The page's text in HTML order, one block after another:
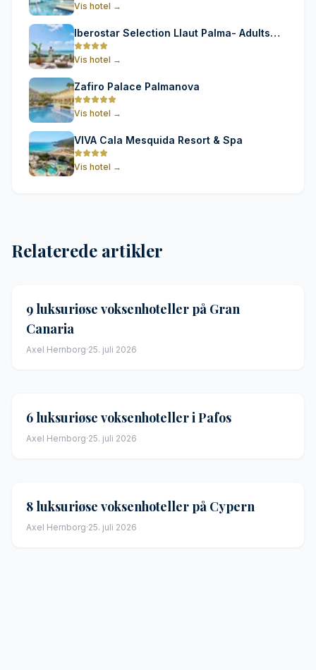
Vis hotel →
Iberostar Selection Llaut Palma- Adults
Only
Vis hotel →
Zafiro Palace Palmanova
Vis hotel →
VIVA Cala Mesquida Resort & Spa
Vis hotel →
Relaterede artikler
9 luksuriøse voksenhoteller på Gran
Canaria
Axel Hernborg·25. juli 2026
6 luksuriøse voksenhoteller i Pafos
Axel Hernborg·25. juli 2026
8 luksuriøse voksenhoteller på Cypern
Axel Hernborg·25. juli 2026